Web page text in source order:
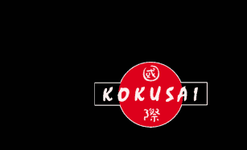
Reserveren
Voor reserveringen van meer dan 6
ons telefonisch te contacteren op het